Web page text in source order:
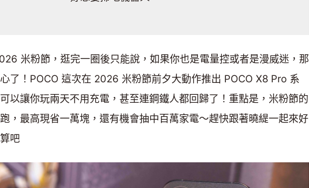
米粉節，逛完一圈後只能說，如果你也是電量控或者是漫威迷，那
了！POCO 這次在 2026 米粉節前夕大動作推出 POCO X8 Pro 系
以讓你玩兩天不用充電，甚至連鋼鐵人都回歸了！重點是，米粉節的
，最高現省一萬塊，還有機會抽中百萬家電～趕快跟著曉緹一起來好
吧